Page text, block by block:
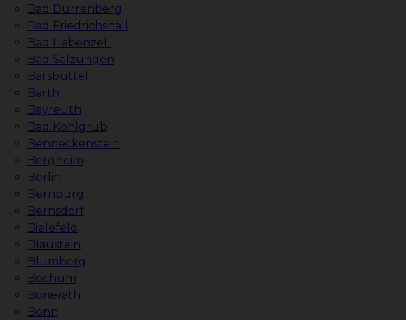
Bad Dürrenberg
Bad Friedrichshall
Bad Liebenzell
Bad Salzungen
Barsbüttel
Barth
Bayreuth
Bad Kohlgrub
Benneckenstein
Bergheim
Berlin
Bernburg
Bernsdorf
Bielefeld
Blaustein
Blumberg
Bochum
Bonerath
Bonn